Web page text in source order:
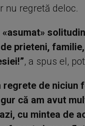
nu regretă deloc.
«asumat»
prieteni,
, a spus el,
regrete de niciun
că am avut
cu mintea de